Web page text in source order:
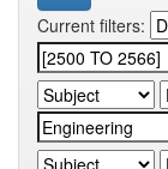
Current filters: